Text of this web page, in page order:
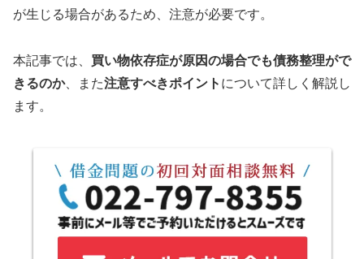
が生じる場合があるため、注意が必要です。
本記事では、 買い物依存症が原因の場合でも債務整理がで
きるのか、また注意すべきポイント について詳しく解説し
ます。